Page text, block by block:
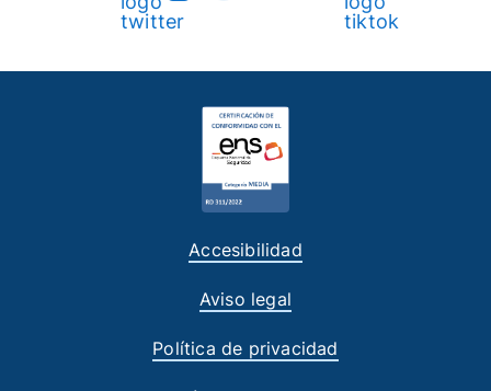
Accesibilidad
Aviso legal
Política de privacidad